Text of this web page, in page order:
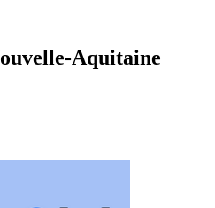
Aquitaine